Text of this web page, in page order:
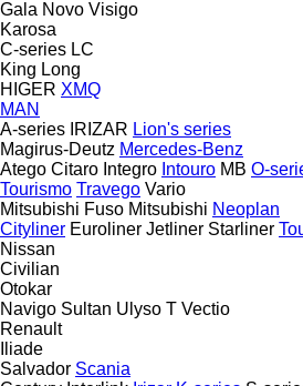
Gala Novo Visigo
Karosa
C-series LC
King Long
HIGER XMQ
MAN
A-series IRIZAR Lion's series
Magirus-Deutz Mercedes-Benz
Atego Citaro Integro Intouro MB O-
Tourismo Travego Vario
Mitsubishi Fuso Mitsubishi Neoplan
Cityliner Euroliner Jetliner Starliner
Nissan
Civilian
Otokar
Navigo Sultan Ulyso T Vectio
Renault
Iliade
Salvador Scania